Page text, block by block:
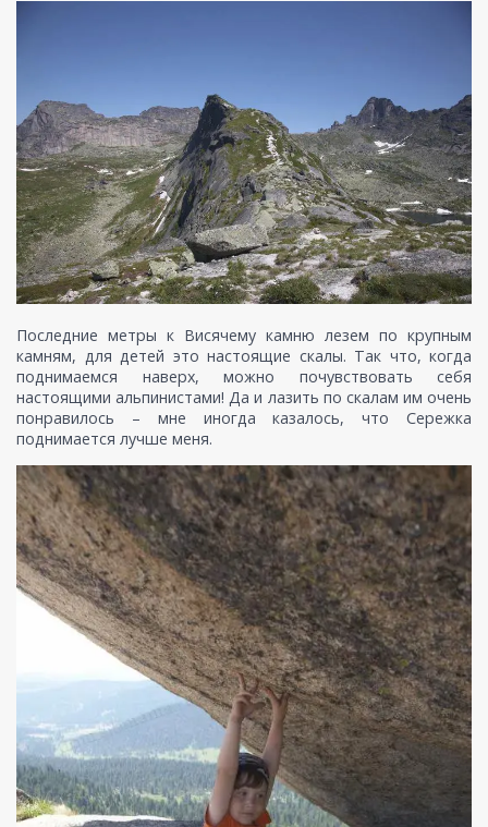
Последние метры к Висячему камню лезем по крупным
камням, для детей это настоящие скалы. Так что, когда
поднимаемся наверх, можно почувствовать себя
настоящими альпинистами! Да и лазить по скалам им очень
понравилось – мне иногда казалось, что Сережка
поднимается лучше меня.